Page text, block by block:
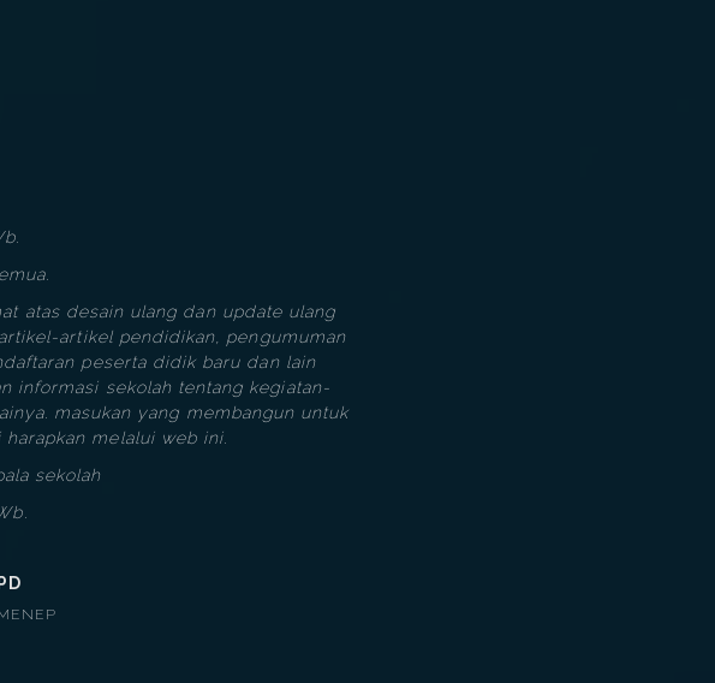
atas desain ulang dan update ulang
artikel pendidikan, pengumuman
peserta didik baru dan lain
informasi sekolah tentang kegiatan-
masukan yang membangun untuk
melalui web ini.
sekolah